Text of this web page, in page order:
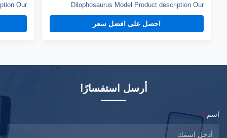
Dilophosaurus Model Product description Our
animatronic dinos adopt high density sponge,
national standerd steel, durable motors and elastic
fiber silicone skin. Waterproof, resistant to high
احصل على افضل سعر
Our
sponge,
to high
أرسل استفسارًا
اسم *